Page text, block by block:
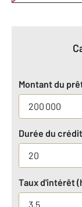
Montant du
Durée du crédit
Taux d'intérêt